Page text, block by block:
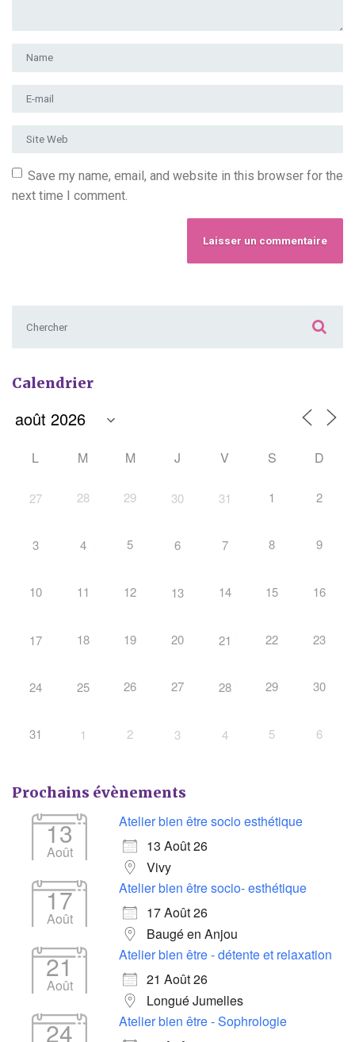
Prénom et nom
Adresse e-mail
Site Web
Save my name, email, and website in this browser for the
next time I comment.
Calendrier
L M M J V S D
27 28 29 30 31 1 2
3 4 5 6 7 8 9
10 11 12 13 14 15 16
17 18 19 20 21 22 23
24 25 26 27 28 29 30
31 1 2 3 4 5 6
Prochains évènements
13
Août
Atelier bien être socio esthétique
13 Août 26
Vivy
17
Août
Atelier bien être socio- esthétique
17 Août 26
Baugé en Anjou
21
Août
Atelier bien être - détente et relaxation
21 Août 26
Longué Jumelles
24
Atelier bien être - Sophrologie